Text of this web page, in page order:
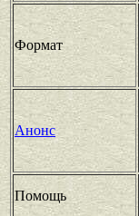
Формат
Анонс
Помощь